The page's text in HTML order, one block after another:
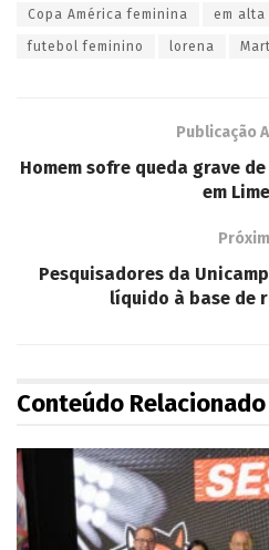
Copa América feminina em alta
futebol feminino lorena
Publicação
Homem sofre queda grave
em
Pesquisadores da
líquido à base de
Conteúdo Relacionado